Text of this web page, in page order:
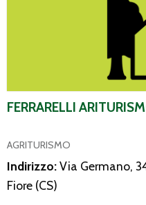
FERRARELLI
AGRITURISMO
Indirizzo:Via Germano,
Fiore (CS)